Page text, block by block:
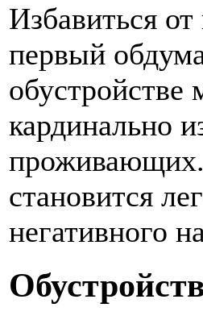
Избавиться
первый
обустройстве
кардинально
проживающих.
становится
негативного